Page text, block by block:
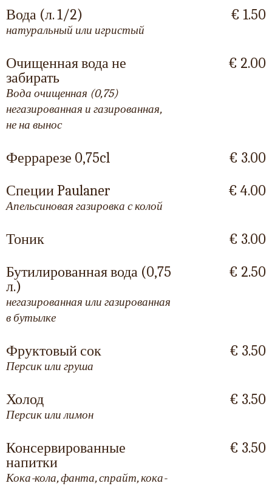
Вода (л. 1/2)
натуральный или игристый
€ 1.50
Очищенная вода не
забирать
Вода очищенная (0,75)
негазированная и газированная,
не на вынос
€ 2.00
Феррарезе 0,75cl
€ 3.00
Специи Paulaner
Апельсиновая газировка с колой
€ 4.00
Тоник
€ 3.00
Бутилированная вода (0,75
л.)
негазированная или газированная
в бутылке
€ 2.50
Фруктовый сок
Персик или груша
€ 3.50
Холод
Персик или лимон
€ 3.50
Консервированные
напитки
Кока-кола, фанта, спрайт, кока-
€ 3.50